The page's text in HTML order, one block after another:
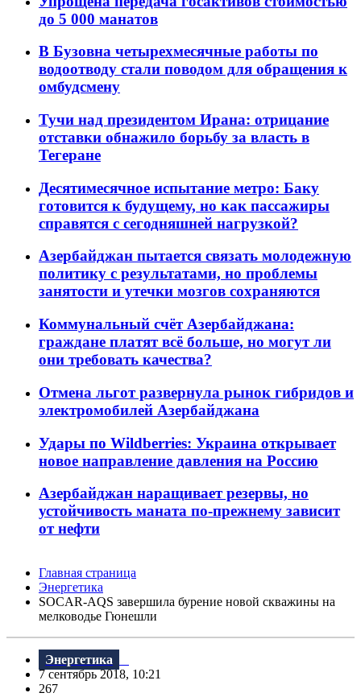
до 5 000 манатов
В Бузовна четырехмесячные работы по
водоотводу стали поводом для обращения к
омбудсмену
Тучи над президентом Ирана: отрицание
отставки обнажило борьбу за власть в
Тегеране
Десятимесячное испытание метро: Баку
готовится к будущему, но как пассажиры
справятся с сегодняшней нагрузкой?
Азербайджан пытается связать молодежную
политику с результатами, но проблемы
занятости и утечки мозгов сохраняются
Коммунальный счёт Азербайджана:
граждане платят всё больше, но могут ли
они требовать качества?
Отмена льгот развернула рынок гибридов и
электромобилей Азербайджана
Удары по Wildberries: Украина открывает
новое направление давления на Россию
Азербайджан наращивает резервы, но
устойчивость маната по-прежнему зависит
от нефти
Главная страница
Энергетика
SOCAR-AQS завершила бурение новой скважины на
мелководье Гюнешли
Энергетика
7 сентябрь 2018, 10:21
267